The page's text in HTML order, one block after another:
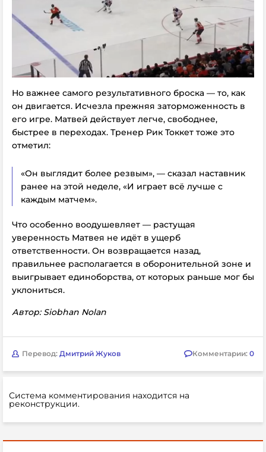
Но важнее самого результативного броска — то, как
он двигается. Исчезла прежняя заторможенность в
его игре. Матвей действует легче, свободнее,
быстрее в переходах. Тренер Рик Токкет тоже это
отметил:
«Он выглядит более резвым», — сказал наставник
ранее на этой неделе, «И играет всё лучше с
каждым матчем».
Что особенно воодушевляет — растущая
уверенность Матвея не идёт в ущерб
ответственности. Он возвращается назад,
правильнее располагается в оборонительной зоне и
выигрывает единоборства, от которых раньше мог бы
уклониться.
Автор: Siobhan Nolan
Перевод: Дмитрий Жуков Комментарии: 0
Система комментирования находится на
реконструкции.